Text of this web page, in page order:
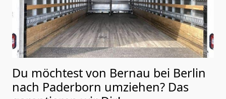
Du möchtest von Bernau bei Berlin
nach Paderborn umziehen? Das